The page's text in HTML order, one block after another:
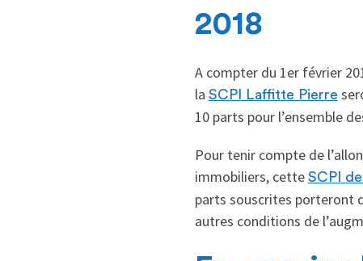
2018
A compter du 1er février
la SCPI Laffitte Pierre
10 parts pour l’ensemble
Pour tenir compte de
immobiliers, cette SCPI
parts souscrites porteront
autres conditions de